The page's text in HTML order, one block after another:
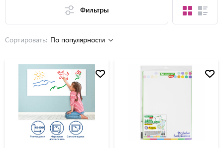
Фильтры
Сортировать: По популярности